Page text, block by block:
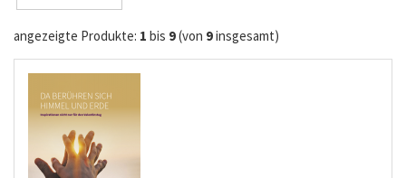
angezeigte Produkte: 1 bis 9(von 9insgesamt)